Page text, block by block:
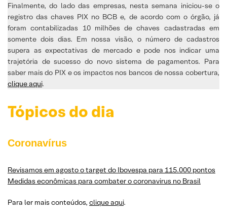
Finalmente, do lado das empresas, nesta semana iniciou-se o
registro das chaves PIX no BCB e, de acordo com o órgão, já
foram contabilizadas 10 milhões de chaves cadastradas em
somente dois dias. Em nossa visão, o número de cadastros
supera as expectativas de mercado e pode nos indicar uma
trajetória de sucesso do novo sistema de pagamentos. Para
saber mais do PIX e os impactos nos bancos de nossa cobertura,
clique aqui.
Tópicos do dia
Coronavírus
Revisamos em agosto o target do Ibovespa para 115.000 pontos
Medidas econômicas para combater o coronavirus no Brasil
Para ler mais conteúdos, clique aqui.